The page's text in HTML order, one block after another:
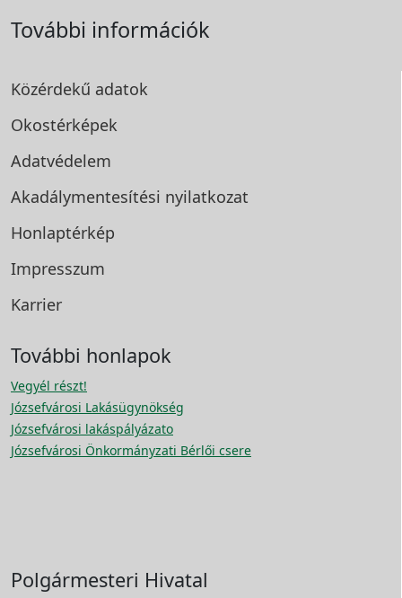
További információk
Közérdekű adatok
Okostérképek
Adatvédelem
Akadálymentesítési nyilatkozat
Honlaptérkép
Impresszum
Karrier
További honlapok
Vegyél részt!
Józsefvárosi Lakásügynökség
Józsefvárosi lakáspályázato
Józsefvárosi Önkormányzati Bérlői csere
Polgármesteri Hivatal